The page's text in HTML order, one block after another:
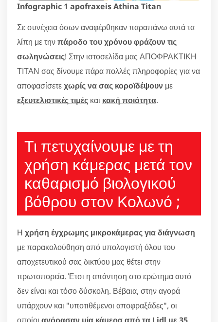
Infographic 1 apofraxeis Athina Titan
Σε συνέχεια όσων αναφέρθηκαν παραπάνω αυτά τα
λίπη με τηνπάροδο του χρόνου φράζουν τις
σωληνώσεις! Στην ιστοσελίδα μας ΑΠΟΦΡΑΚΤΙΚΗ
ΤΙΤΑΝ σας δίνουμε πάρα πολλές πληροφορίες για να
αποφασίσετεχωρίς να σας κοροϊδέψουν με
εξευτελιστικές τιμές και κακή ποιότητα.
Τι πετυχαίνουμε με τη
χρήση κάμερας μετά τον
καθαρισμό βιολογικού
βόθρου στον Κολωνό ;
Η χρήση έγχρωμης μικροκάμερας για διάγνωση
με παρακολούθηση από υπολογιστή όλου του
αποχετευτικού σας δικτύου μας θέτει στην
πρωτοπορεία. Έτσι η απάντηση στο ερώτημα αυτό
δεν είναι και τόσο δύσκολη. Βέβαια, στην αγορά
υπάρχουν και "υποτιθέμενοι αποφραξάδες", οι
οποίοι αγόρασαν μία κάμερα από τα Lidl με 35